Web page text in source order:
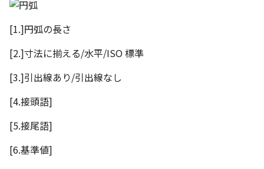
[1.]円弧の長さ
[2.]寸法に揃える/水平/ISO 標準
[3.]引出線あり/引出線なし
[4.接頭語]
[5.接尾語]
[6.基準値]